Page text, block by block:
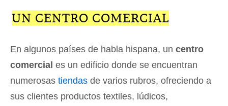
UN CENTRO COMERCIAL
En algunos países de habla hispana, un centro
comercial es un edificio donde se encuentran
numerosas tiendas de varios rubros, ofreciendo a
sus clientes productos textiles, lúdicos,